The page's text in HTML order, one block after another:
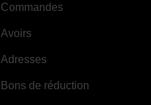
Commandes
Avoirs
Adresses
Bons de réduction